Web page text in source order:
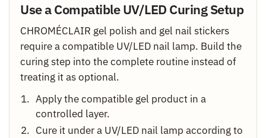
Use a Compatible UV/LED Curing Setup
CHROMÉCLAIR gel polish and gel nail stickers
require a compatible UV/LED nail lamp. Build the
curing step into the complete routine instead of
treating it as optional.
Apply the compatible gel product in a
controlled layer.
Cure it under a UV/LED nail lamp according to